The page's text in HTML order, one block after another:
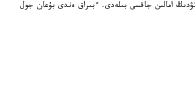
امالىن جاقسى بىلەدى. ءبىراق ەندى بۇعان جول